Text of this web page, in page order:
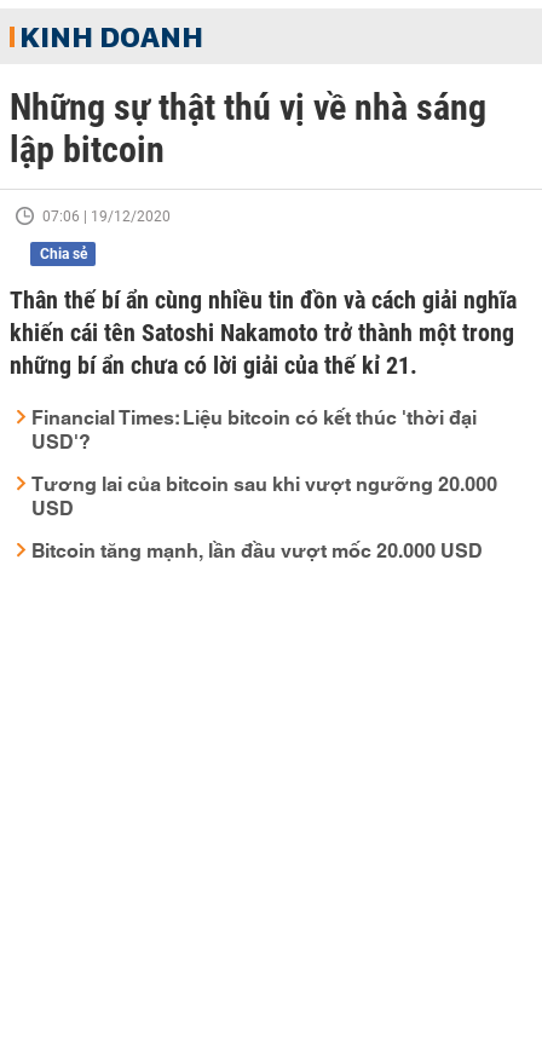
KINH DOANH
Những sự thật thú vị về nhà sáng
lập bitcoin
07:06 | 19/12/2020
Chia sẻ
Thân thế bí ẩn cùng nhiều tin đồn và cách giải nghĩa
khiến cái tên Satoshi Nakamoto trở thành một trong
những bí ẩn chưa có lời giải của thế kỉ 21.
Financial Times: Liệu bitcoin có kết thúc 'thời đại
USD'?
Tương lai của bitcoin sau khi vượt ngưỡng 20.000
USD
Bitcoin tăng mạnh, lần đầu vượt mốc 20.000 USD